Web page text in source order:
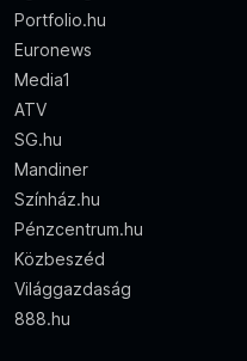
Portfolio.hu
Euronews
Media1
ATV
SG.hu
Mandiner
Színház.hu
Pénzcentrum.hu
Közbeszéd
Világgazdaság
888.hu